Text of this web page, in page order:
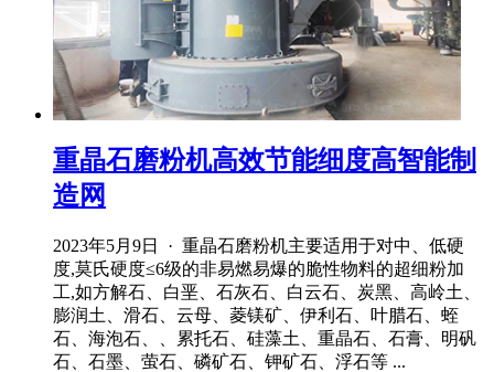
重晶石磨粉机高效节能细度高智能制
造网
2023年5月9日 · 重晶石磨粉机主要适用于对中、低硬
度,莫氏硬度≤6级的非易燃易爆的脆性物料的超细粉加
工,如方解石、白垩、石灰石、白云石、炭黑、高岭土、
膨润土、滑石、云母、菱镁矿、伊利石、叶腊石、蛭
石、海泡石、、累托石、硅藻土、重晶石、石膏、明矾
石、石墨、萤石、磷矿石、钾矿石、浮石等 ...